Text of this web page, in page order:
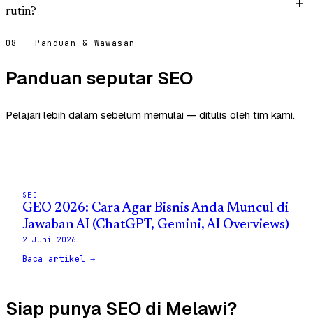
rutin?
08 — Panduan & Wawasan
Panduan seputar SEO
Pelajari lebih dalam sebelum memulai — ditulis oleh tim kami.
SEO
GEO 2026: Cara Agar Bisnis Anda Muncul di
Jawaban AI (ChatGPT, Gemini, AI Overviews)
2 Juni 2026
Baca artikel →
Siap punya SEO di Melawi?